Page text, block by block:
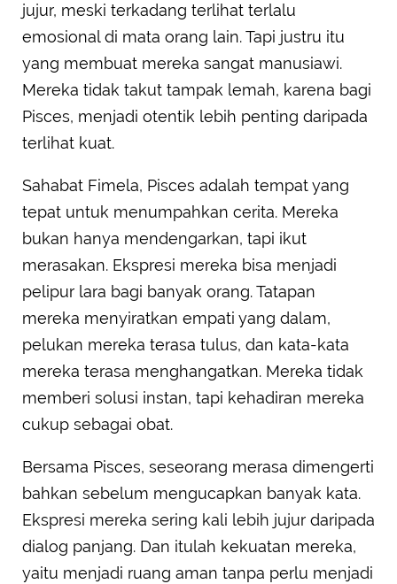
jujur, meski terkadang terlihat terlalu
emosional di mata orang lain. Tapi justru itu
yang membuat mereka sangat manusiawi.
Mereka tidak takut tampak lemah, karena bagi
Pisces, menjadi otentik lebih penting daripada
terlihat kuat.
Sahabat Fimela, Pisces adalah tempat yang
tepat untuk menumpahkan cerita. Mereka
bukan hanya mendengarkan, tapi ikut
merasakan. Ekspresi mereka bisa menjadi
pelipur lara bagi banyak orang. Tatapan
mereka menyiratkan empati yang dalam,
pelukan mereka terasa tulus, dan kata-kata
mereka terasa menghangatkan. Mereka tidak
memberi solusi instan, tapi kehadiran mereka
cukup sebagai obat.
Bersama Pisces, seseorang merasa dimengerti
bahkan sebelum mengucapkan banyak kata.
Ekspresi mereka sering kali lebih jujur daripada
dialog panjang. Dan itulah kekuatan mereka,
yaitu menjadi ruang aman tanpa perlu menjadi